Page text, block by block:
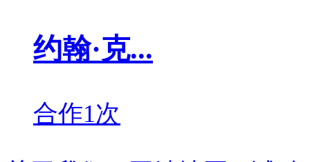
约翰·克...
合作1次